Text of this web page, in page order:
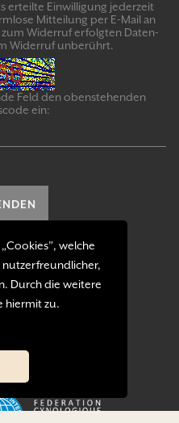
welche
nutzerfreundlicher,
Durch die weitere
hiermit zu.
erteilte Ein­willigung jeder­zeit
Mitteilung per E-Mail an
zum Widerruf erfolgten Daten­
Wider­ruf un­be­rührt.
Feld den obenstehenden
ein: